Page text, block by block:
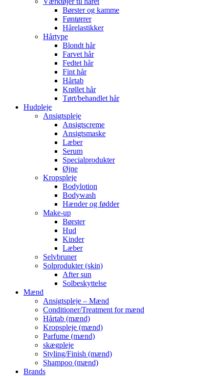
Børster og kamme
Føntørrer
Hårelastikker
Hårtype
Blondt hår
Farvet hår
Fedtet hår
Fint hår
Hårtab
Krøllet hår
Tørt/behandlet hår
Hudpleje
Ansigtspleje
Ansigtscreme
Ansigtsmaske
Læber
Serum
Specialprodukter
Øjne
Kropspleje
Bodylotion
Bodywash
Hænder og fødder
Make-up
Børster
Hud
Kinder
Læber
Selvbruner
Solprodukter (skin)
After sun
Solbeskyttelse
Mænd
Ansigtspleje – Mænd
Conditioner/Treatment for mænd
Hårtab (mænd)
Kropspleje (mænd)
Parfume (mænd)
skægpleje
Styling/Finish (mænd)
Shampoo (mænd)
Brands